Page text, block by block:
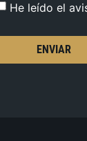
He leído el
ENVIAR